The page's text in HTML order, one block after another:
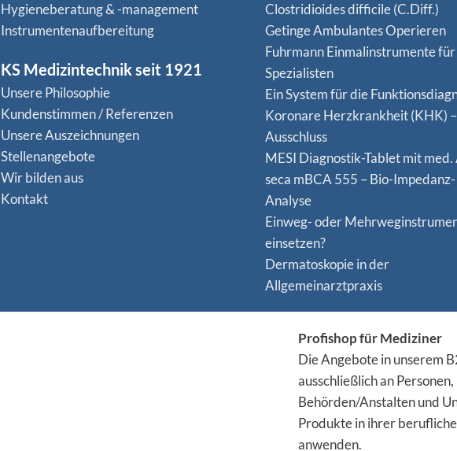
Hygieneberatung & -management
Instrumentenaufbereitung
KS Medizintechnik seit 1921
Unsere Philosophie
Kundenstimmen / Referenzen
Unsere Auszeichnungen
Stellenangebote
Wir bilden aus
Kontakt
Clostridioides difficile (C.Diff.)
Getinge Ambulantes Operieren
Fuhrmann Einmalinstrumente für
Spezialisten
Ein System für die
Koro­nare Herz­krank­heit (KHK) –
Ausschluss
MESI Diagnostik-Tablet mit med.
seca mBCA 555 – Bio-Impedanz-
Analyse
Einweg- oder
einsetzen?
Dermatoskopie in der
Allgemeinarztpraxis
Profishop für Mediziner
Die Angebote in unserem
ausschließlich an
Behörden/Anstalten und
Produkte in ihrer
anwenden.